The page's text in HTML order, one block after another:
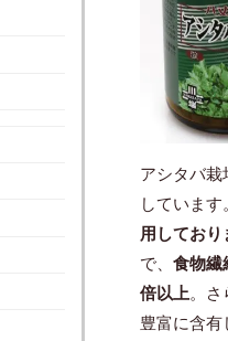
アシタバ栽
しています
用しており
で、 食物繊
倍以上。
豊富に含有